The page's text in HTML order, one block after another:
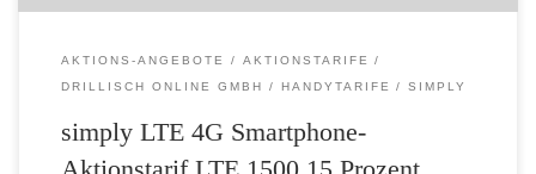
AKTIONS-ANGEBOTE
AKTIONSTARIFE
DRILLISCH ONLINE GMBH
HANDYTARIFE SIMPLY
simply LTE 4G Smartphone-